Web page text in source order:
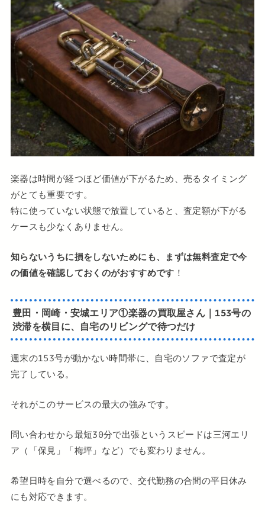
楽器は時間が経つほど価値が下がるため、売るタイミング
がとても重要です。
特に使っていない状態で放置していると、査定額が下がる
ケースも少なくありません。
知らないうちに損をしないためにも、まずは無料査定で今
の価値を確認しておくのがおすすめです ！
豊田・岡崎・安城エリア①楽器の買取屋さん｜153号の
渋滞を横目に、自宅のリビングで待つだけ
週末の153号が動かない時間帯に、自宅のソファで査定が
完了している。
それがこのサービスの最大の強みです。
問い合わせから最短30分で出張というスピードは三河エリ
ア（「保見」「梅坪」など）でも変わりません。
希望日時を自分で選べるので、交代勤務の合間の平日休み
にも対応できます。